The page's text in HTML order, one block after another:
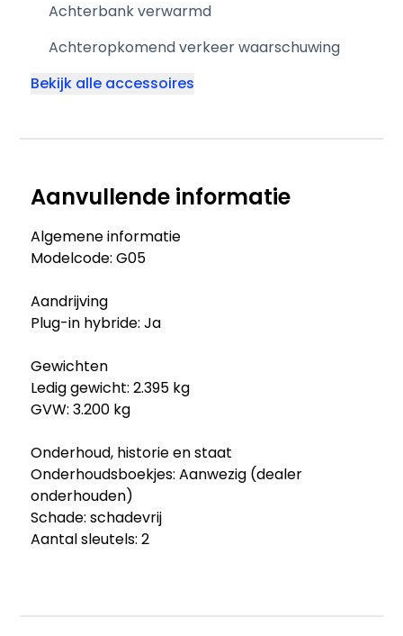
Achterbank verwarmd
Achteropkomend verkeer waarschuwing
Bekijk alle accessoires
Aanvullende informatie
Algemene informatie
Modelcode: G05
Aandrijving
Plug-in hybride: Ja
Gewichten
Ledig gewicht: 2.395 kg
GVW: 3.200 kg
Onderhoud, historie en staat
Onderhoudsboekjes: Aanwezig (dealer
onderhouden)
Schade: schadevrij
Aantal sleutels: 2